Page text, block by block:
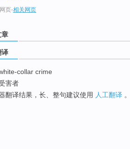
页-相关网页
章
译
collar crime
害者
翻译结果，长、整句建议使用 人工翻译